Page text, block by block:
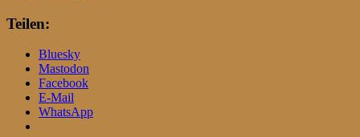
Teilen:
Bluesky
Mastodon
Facebook
E-Mail
WhatsApp